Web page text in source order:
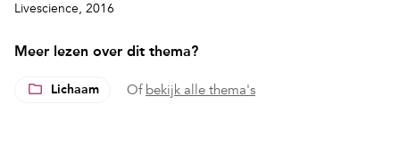
Livescience, 2016
Meer lezen over dit thema?
Lichaam Of bekijk alle thema's